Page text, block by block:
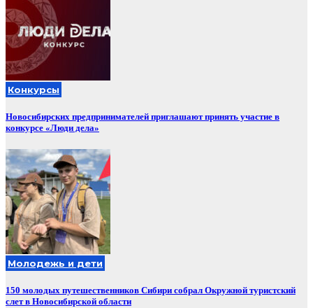
Конкурсы
Новосибирских предпринимателей приглашают принять участие в
конкурсе «Люди дела»
Молодежь и дети
150 молодых путешественников Сибири собрал Окружной туристский
слет в Новосибирской области